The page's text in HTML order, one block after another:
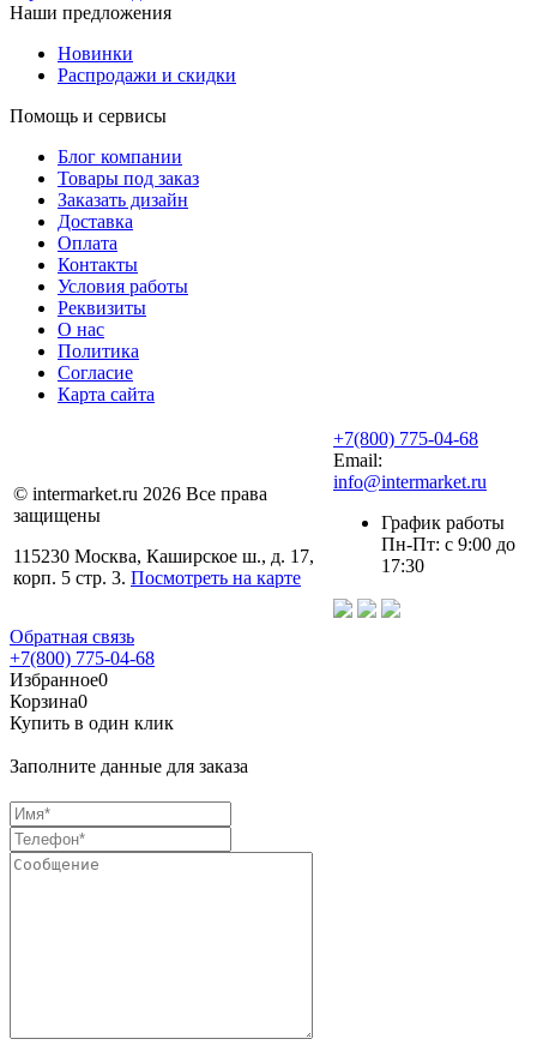
Наши предложения
Новинки
Распродажи и скидки
Помощь и сервисы
Блог компании
Товары под заказ
Заказать дизайн
Доставка
Оплата
Контакты
Условия работы
Реквизиты
О нас
Политика
Согласие
Карта сайта
© intermarket.ru 2026 Все права
защищены
115230 Москва, Каширское ш., д. 17,
корп. 5 стр. 3. Посмотреть на карте
+7(800) 775-04-68
Email:
info@intermarket.ru
График работы
Пн-Пт: с 9:00 до
17:30
Обратная связь
+7(800) 775-04-68
Избранное0
Корзина0
Купить в один клик
Заполните данные для заказа